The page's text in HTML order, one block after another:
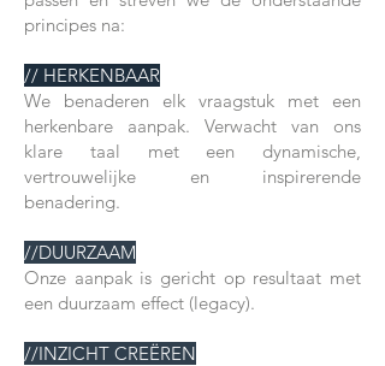
principes na:
// HERKENBAAR
We benaderen elk vraagstuk met een
herkenbare aanpak. Verwacht van ons
klare taal met een dynamische,
vertrouwelijke en inspirerende
benadering.
//DUURZAAM
Onze aanpak is gericht op resultaat met
een duurzaam effect (legacy).
//INZICHT CREËREN